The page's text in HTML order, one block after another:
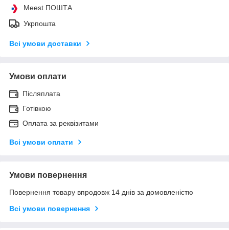
Meest ПОШТА
Укрпошта
Всі умови доставки
Умови оплати
Післяплата
Готівкою
Оплата за реквізитами
Всі умови оплати
Умови повернення
Повернення товару впродовж 14 днів за домовленістю
Всі умови повернення